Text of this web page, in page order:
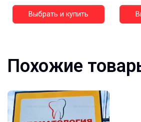
Выбрать и купить
Похожие